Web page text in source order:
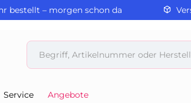
bestellt – morgen schon da
Service Angebote